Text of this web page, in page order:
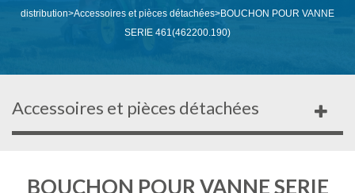
distribution>Accessoires et pièces détachées>BOUCHON POUR VANNE
SERIE 461(462200.190)
Accessoires et pièces détachées
BOUCHON POUR VANNE SERIE